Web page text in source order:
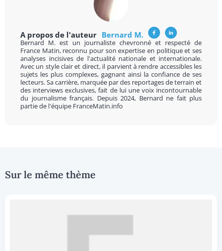
A propos de l'auteur Bernard M.
Bernard M. est un journaliste chevronné et respecté de
France Matin, reconnu pour son expertise en politique et ses
analyses incisives de l'actualité nationale et internationale.
Avec un style clair et direct, il parvient à rendre accessibles les
sujets les plus complexes, gagnant ainsi la confiance de ses
lecteurs. Sa carrière, marquée par des reportages de terrain et
des interviews exclusives, fait de lui une voix incontournable
du journalisme français. Depuis 2024, Bernard ne fait plus
partie de l'équipe FranceMatin.info
Sur le même thème